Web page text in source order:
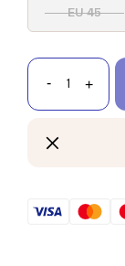
EU 45